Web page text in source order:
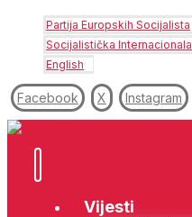
Partija Europskih Socijalista
Socijalistička Internacionala
English
Facebook X Instagram
Vijesti